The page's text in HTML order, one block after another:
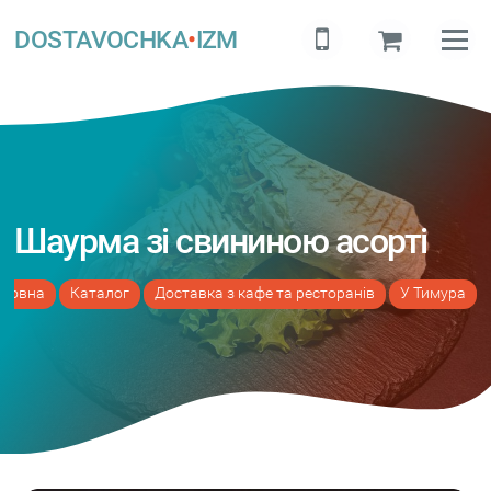
DOSTAVOCHKA•IZM
Шаурма зі свининою асорті
Каталог Доставка з кафе та ресторанів У Тимура